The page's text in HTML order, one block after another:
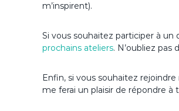
m’inspirent).
Si vous souhaitez participer à un
prochains ateliers. N’oubliez
Enfin, si vous souhaitez
me ferai un plaisir de répondre à